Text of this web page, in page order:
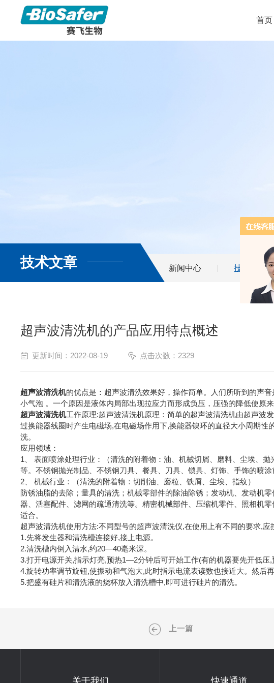
首页
技术文章 新闻中心 技术文章
超声波清洗机的产品应用特点概述
更新时间：2022-08-19 点击次数：2329
超声波清洗机的优点是：超声波清洗效果好，操作简单。人们所听到的声
小气泡 。一个原因是液体内局部出现拉应力而形成负压，压强的降低使原
超声波清洗机工作原理:超声波清洗机原理：简单的超声波清洗机由超声波
过换能器线圈时产生电磁场,在电磁场作用下,换能器镍环的直径大小周期
洗。
应用领域：
1、 表面喷涂处理行业：（清洗的附着物：油、机械切屑、磨料、尘埃、
等。不锈钢抛光制品、不锈钢刀具、餐具、刀具、锁具、灯饰、手饰的喷涂
2、 机械行业：（清洗的附着物：切削油、磨粒、铁屑、尘埃、指纹）
防锈油脂的去除；量具的清洗；机械零部件的除油除锈；发动机、发动机
器、活塞配件、滤网的疏通清洗等。精密机械部件、压缩机零件、照相机
适合。
超声波清洗机使用方法:不同型号的超声波清洗仪,在使用上有不同的要求,
1.先将发生器和清洗槽连接好,接上电源。
2.清洗槽内倒入清水,约20—40毫米深。
3.打开电源开关,指示灯亮,预热1—2分钟后可开始工作(有的机器要先开低压,
4.旋转功率调节旋钮,使振动和气泡大,此时指示电流表读数也接近大。然后
5.把盛有硅片和清洗液的烧杯放入清洗槽中,即可进行硅片的清洗。
上一篇
关于我们 快速通道